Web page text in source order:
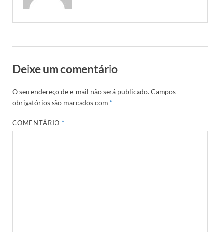
Deixe um comentário
O seu endereço de e-mail não será publicado.Campos
obrigatórios são marcados com *
COMENTÁRIO*